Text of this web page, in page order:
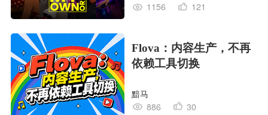
1156
121
Flova：内容生产，不再
依赖工具切换
黯马
886
30